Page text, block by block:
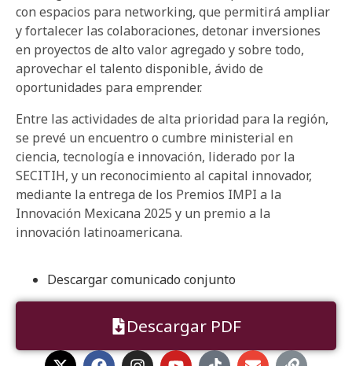
con espacios para networking, que permitirá ampliar
y fortalecer las colaboraciones, detonar inversiones
en proyectos de alto valor agregado y sobre todo,
aprovechar el talento disponible, ávido de
oportunidades para emprender.
Entre las actividades de alta prioridad para la región,
se prevé un encuentro o cumbre ministerial en
ciencia, tecnología e innovación, liderado por la
SECITIH, y un reconocimiento al capital innovador,
mediante la entrega de los Premios IMPI a la
Innovación Mexicana 2025 y un premio a la
innovación latinoamericana.
Descargar comunicado conjunto
Descargar PDF